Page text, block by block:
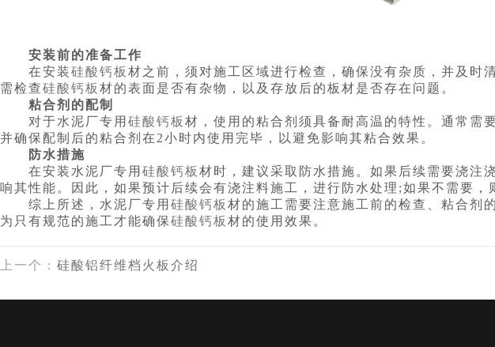
安装前的准备工作
在安装硅酸钙板 材之前，须对施工区域进行检查，确保没有杂质，并及时
需检查硅酸钙板 材的表面是否有杂物，以及存放后的板材是否存在问题。
粘合剂的配制
对于水泥厂专用 硅酸钙板 材，使用的粘合剂须具备耐高温的特性。通常需
并确保配制后的粘合剂在2小时内使用完毕，以避免影响其粘合效果。
防水措施
在安装水泥厂专用 硅酸钙板 材时，建议采取防水措施。如果后续需要浇注
响其性能。因此，如果预计后续会有浇注料施工，进行防水处理;如果不需要，
综上所述，水泥厂专用 硅酸钙板 材的施工需要注意施工前的检查、粘合剂
为只有规范的施工才能确保硅酸钙板 材的使用效果。
上一个 : 硅酸铝纤维档火板介绍